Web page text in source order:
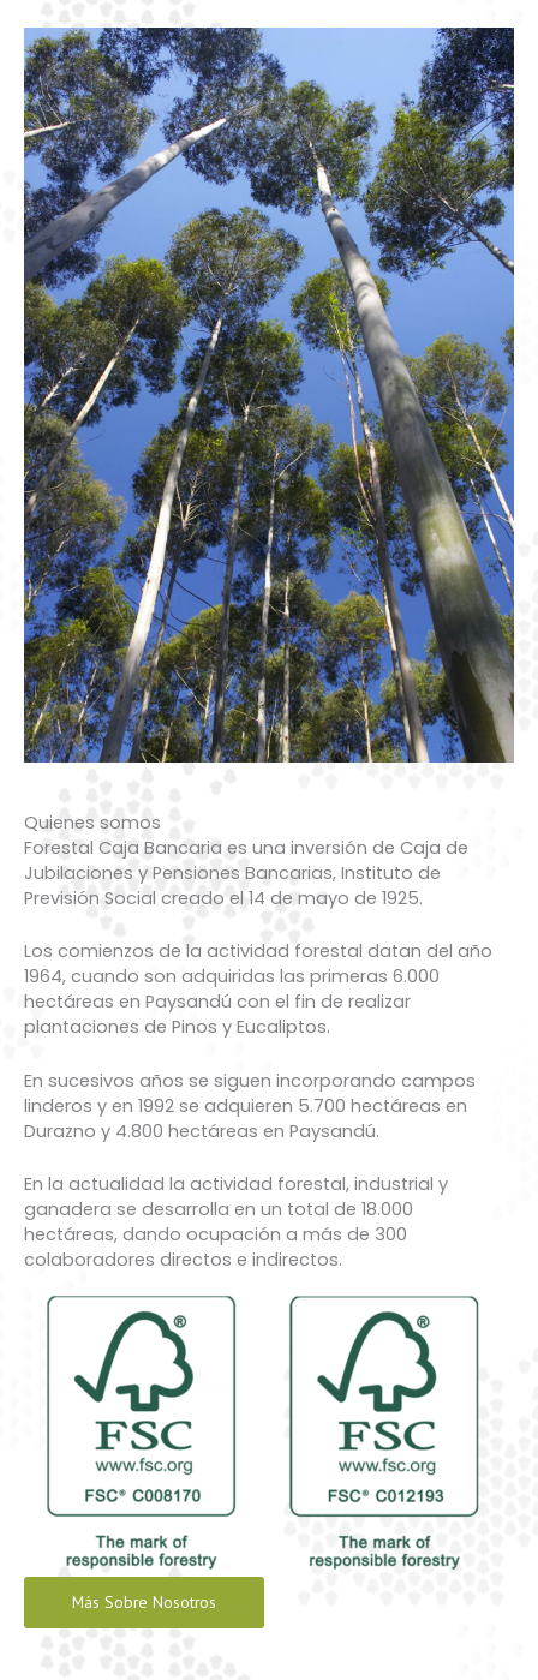
Quienes somos
Forestal Caja Bancaria es una inversión de Caja de
Jubilaciones y Pensiones Bancarias, Instituto de
Previsión Social creado el 14 de mayo de 1925.
Los comienzos de la actividad forestal datan del año
1964, cuando son adquiridas las primeras 6.000
hectáreas en Paysandú con el fin de realizar
plantaciones de Pinos y Eucaliptos.
En sucesivos años se siguen incorporando campos
linderos y en 1992 se adquieren 5.700 hectáreas en
Durazno y 4.800 hectáreas en Paysandú.
En la actualidad la actividad forestal, industrial y
ganadera se desarrolla en un total de 18.000
hectáreas, dando ocupación a más de 300
colaboradores directos e indirectos.
Más Sobre Nosotros